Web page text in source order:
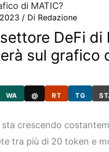
di MATIC?
/ Di Redazione
DeFi di
sul grafico
WA @ RT TG
crescendo
tra più di 20 token e